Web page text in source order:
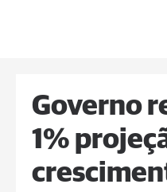
Governo
1%